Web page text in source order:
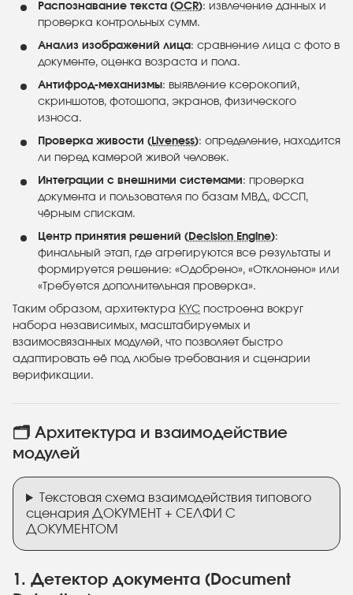
Распознавание текста (OCR): извлечение данных и
проверка контрольных сумм.
Анализ изображений лица: сравнение лица с фото в
документе, оценка возраста и пола.
Антифрод-механизмы: выявление ксерокопий,
скриншотов, фотошопа, экранов, физического
износа.
Проверка живости ( Liveness): определение, находится
ли перед камерой живой человек.
Интеграции с внешними системами: проверка
документа и пользователя по базам МВД, ФССП,
чёрным спискам.
Центр принятия решений ( Decision Engine):
финальный этап, где агрегируются все результаты и
формируется решение: «Одобрено», «Отклонено» или
«Требуется дополнительная проверка».
Таким образом, архитектура KYC построена вокруг
набора независимых, масштабируемых и
взаимосвязанных модулей, что позволяет быстро
адаптировать её под любые требования и сценарии
верификации.
🗂️ Архитектура и взаимодействие
модулей
Текстовая схема взаимодействия типового
сценария ДОКУМЕНТ + СЕЛФИ С
ДОКУМЕНТОМ
1. Детектор документа (Document